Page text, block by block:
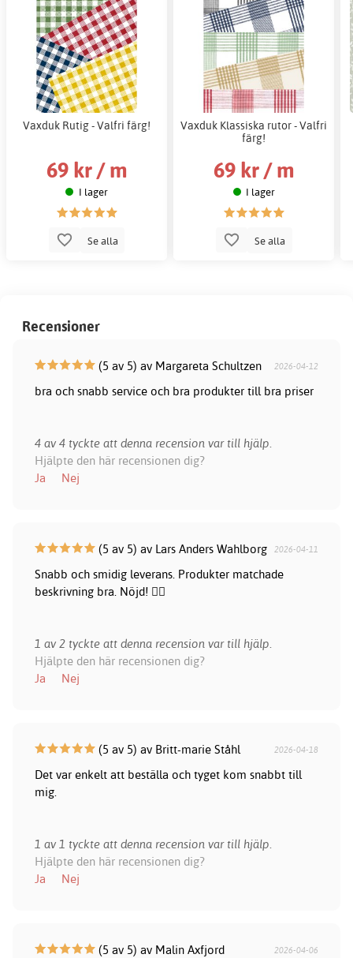
Vaxduk Rutig - Valfri färg!
69 kr / m
I lager
Se alla
Vaxduk Klassiska rutor - Valfri
färg!
69 kr / m
I lager
Se alla
Recensioner
(5 av 5) av Margareta Schultzen 2026-04-12
bra och snabb service och bra produkter till bra priser
4 av 4 tyckte att denna recension var till hjälp.
Hjälpte den här recensionen dig?
Ja
Nej
(5 av 5) av Lars Anders Wahlborg 2026-04-11
Snabb och smidig leverans. Produkter matchade
beskrivning bra. Nöjd! 👍🏻
1 av 2 tyckte att denna recension var till hjälp.
Hjälpte den här recensionen dig?
Ja
Nej
(5 av 5) av Britt-marie Ståhl 2026-04-18
Det var enkelt att beställa och tyget kom snabbt till
mig.
1 av 1 tyckte att denna recension var till hjälp.
Hjälpte den här recensionen dig?
Ja
Nej
(5 av 5) av Malin Axfjord 2026-04-06